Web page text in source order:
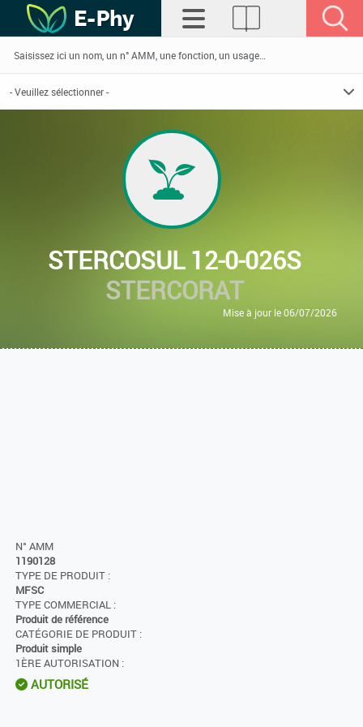
STERCOSUL 12-0-026S
STERCORAT
Mise à jour le 06/07/2026
N° AMM
1190128
TYPE DE PRODUIT :
MFSC
TYPE COMMERCIAL :
Produit de référence
CATÉGORIE DE PRODUIT :
Produit simple
1ÈRE AUTORISATION :
AUTORISÉ